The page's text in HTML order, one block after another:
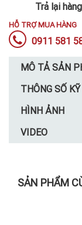
Trả lại hàng
HỖ TRỢ MUA HÀNG
0911 581
MÔ TẢ SẢN
THÔNG SỐ
HÌNH ẢNH
VIDEO
SẢN PHẨM